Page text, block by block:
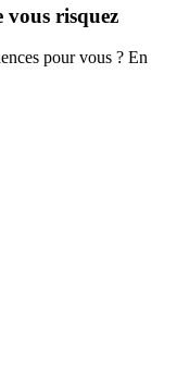
vous risquez
pour vous ? En